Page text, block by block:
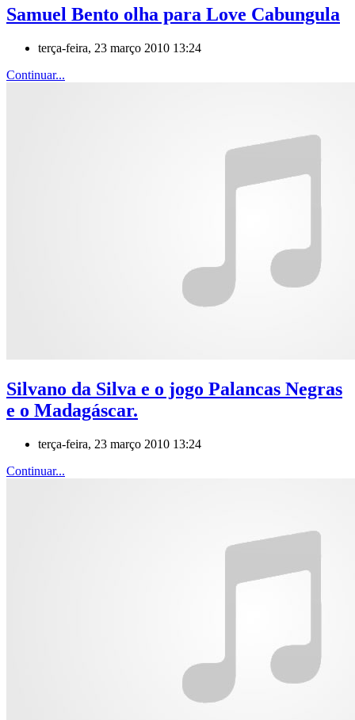
Samuel Bento olha para Love Cabungula
terça-feira, 23 março 2010 13:24
Continuar...
Silvano da Silva e o jogo Palancas Negras
e o Madagáscar.
terça-feira, 23 março 2010 13:24
Continuar...